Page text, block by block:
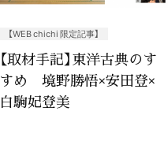
【WEB chichi 限定記事】
【取材手記】東洋古典のす
すめ 境野勝悟×安田登×
白駒妃登美